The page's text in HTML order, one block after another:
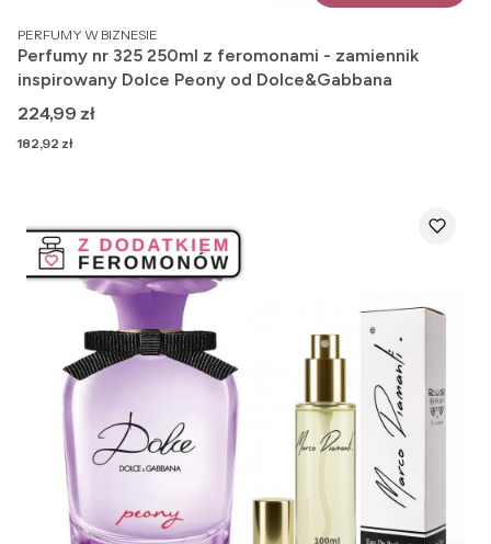
PRODUCENT
PERFUMY W BIZNESIE
Perfumy nr 325 250ml z feromonami - zamiennik
inspirowany Dolce Peony od Dolce&Gabbana
Cena
224,99 zł
Cena
182,92 zł